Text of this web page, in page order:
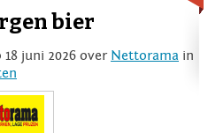
bier
juni 2026 over Nettorama in